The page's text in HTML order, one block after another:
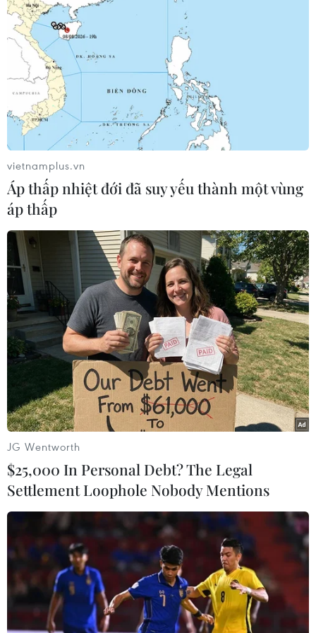
tiến triển thực sự nào của kế hoạch hòa bình Minsk.
Ukraine: Cuộc gặp thượng đỉnh bốn bên
sẽ diễn ra cuối tháng
16/01/2015 02:37
Tổng thống Ukraine và Kazakhstan ngày 15/1 nhất trí
cuộc gặp thượng đỉnh 4 bên về cuộc khủng hoảng
Ukraine sẽ diễn ra vào cuối tháng này.
vietnamplus.vn
Áp thấp nhiệt đới đã suy yếu thành một vùng
áp thấp
JG Wentworth
$25,000 In Personal Debt? The Legal
Settlement Loophole Nobody Mentions